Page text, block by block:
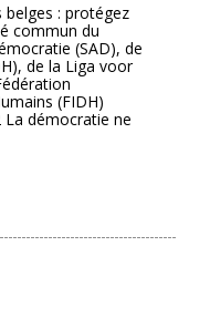
belges : protégez
commun du
(SAD), de
de la Liga voor
(FIDH)
La démocratie ne